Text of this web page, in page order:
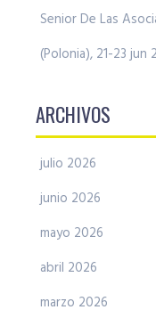
Senior De Las
(Polonia), 21-23 jun
ARCHIVOS
julio 2026
junio 2026
mayo 2026
abril 2026
marzo 2026